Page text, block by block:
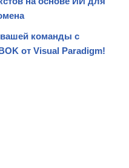
вашей команды с
от Visual Paradigm!